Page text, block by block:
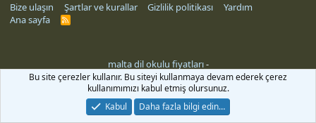
Bize ulaşın Şartlar ve kurallar Gizlilik politikası
Yardım
Ana sayfa
R
malta dil okulu fiyatları-
siteleri
Bu site çerezler kullanır. Bu siteyi kullanmaya devam ederek çerez
kullanımımızı kabul etmiş olursunuz.
Kabul
Daha fazla bilgi edin…